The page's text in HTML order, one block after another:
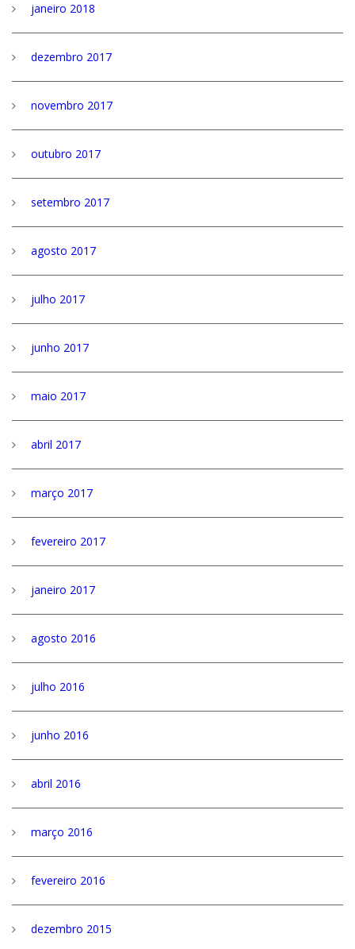
janeiro 2018
dezembro 2017
novembro 2017
outubro 2017
setembro 2017
agosto 2017
julho 2017
junho 2017
maio 2017
abril 2017
março 2017
fevereiro 2017
janeiro 2017
agosto 2016
julho 2016
junho 2016
abril 2016
março 2016
fevereiro 2016
dezembro 2015